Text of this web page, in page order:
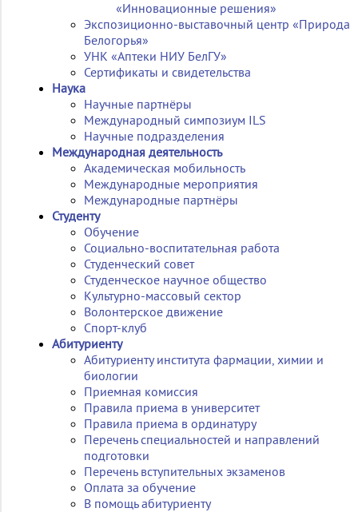
«Инновационные решения»
Экспозиционно-выставочный центр «Природа
Белогорья»
УНК «Аптеки НИУ БелГУ»
Сертификаты и свидетельства
Наука
Научные партнёры
Международный симпозиум ILS
Научные подразделения
Международная деятельность
Академическая мобильность
Международные мероприятия
Международные партнёры
Студенту
Обучение
Социально-воспитательная работа
Студенческий совет
Студенческое научное общество
Культурно-массовый сектор
Волонтерское движение
Спорт-клуб
Абитуриенту
Абитуриенту института фармации, химии и
биологии
Приемная комиссия
Правила приема в университет
Правила приема в ординатуру
Перечень специальностей и направлений
подготовки
Перечень вступительных экзаменов
Оплата за обучение
В помощь абитуриенту